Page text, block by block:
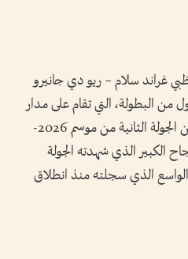
غراند سلام – ريو دي جانيرو
من البطولة، التي تقام على مدار
يومين في 11 و12 يوليو الجاري، ضمن الجولة الثانية من موسم 2026-
الكبير الذي شهدته الجولة
الواسع الذي سجلته منذ انطلاق